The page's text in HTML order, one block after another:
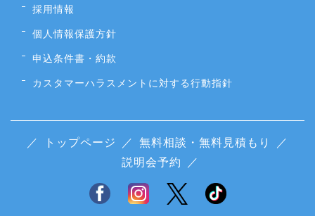
採用情報
個人情報保護方針
申込条件書・約款
カスタマーハラスメントに対する行動指針
／ トップページ ／ 無料相談・無料見積もり
／
説明会予約 ／